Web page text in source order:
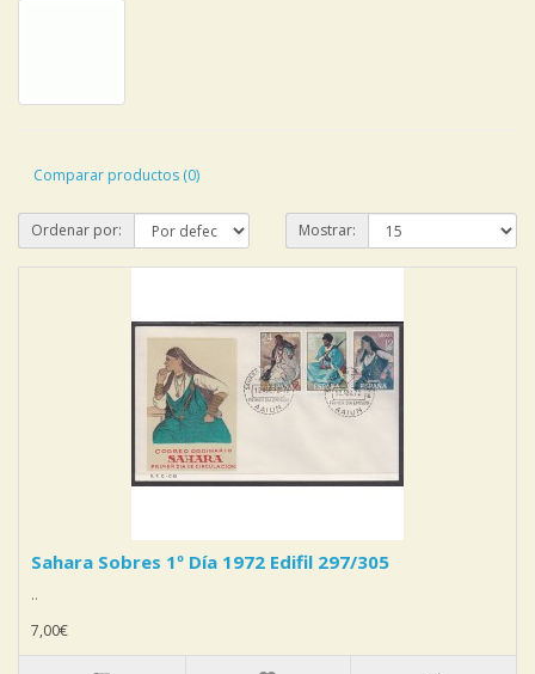
Comparar productos (0)
Ordenar por: Mostrar:
Sahara Sobres 1º Día 1972 Edifil 297/305
..
7,00€